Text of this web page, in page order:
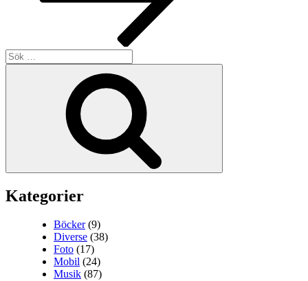
Sök
efter:
Kategorier
Böcker(9)
Diverse (38)
Foto (17)
Mobil (24)
Musik (87)